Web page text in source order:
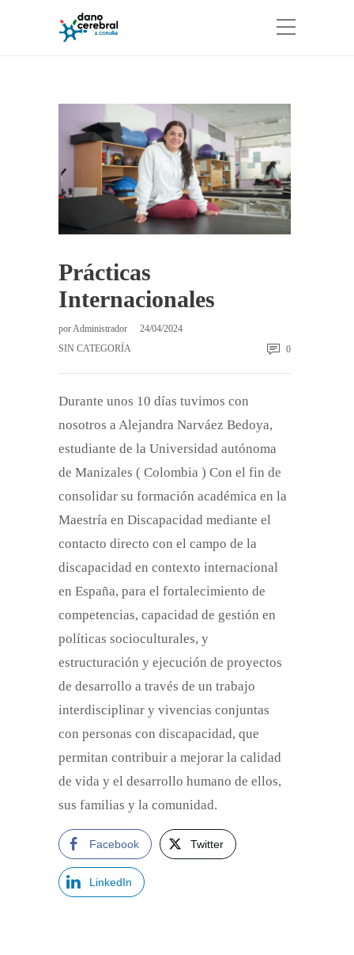
Prácticas
Internacionales
porAdministrador
24/04/2024
SIN CATEGORÍA
0
Durante unos 10 días tuvimos con
nosotros a Alejandra Narváez Bedoya,
estudiante de la Universidad autónoma
de Manizales ( Colombia ) Con el fin de
consolidar su formación académica en la
Maestría en Discapacidad mediante el
contacto directo con el campo de la
discapacidad en contexto internacional
en España, para el fortalecimiento de
competencias, capacidad de gestión en
políticas socioculturales, y
estructuración y ejecución de proyectos
de desarrollo a través de un trabajo
interdisciplinar y vivencias conjuntas
con personas con discapacidad, que
permitan contribuir a mejorar la calidad
de vida y el desarrollo humano de ellos,
sus familias y la comunidad.
Facebook Twitter
LinkedIn